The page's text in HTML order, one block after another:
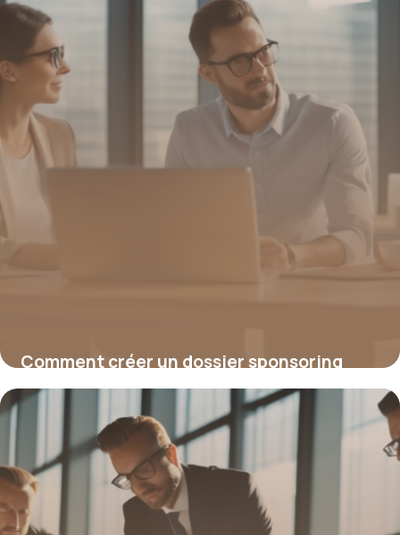
Comment créer un dossier sponsoring
convaincant pour attirer vos partenaires